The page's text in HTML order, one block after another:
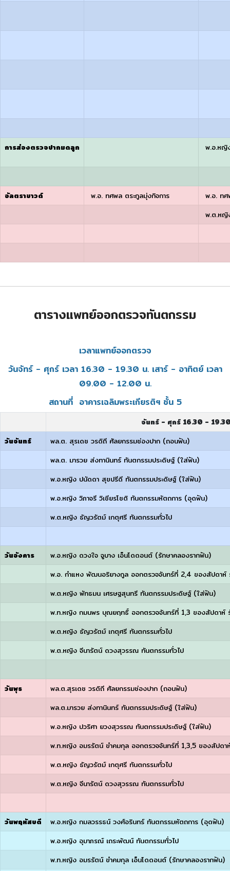
การส่องตรวจปากมดลูก พ.อ.หญิ
อัลตราซาวด์ พ.อ. ทศพล ตระกูลมุ่งกิจการ
พ.อ. ทศ
พ.ต.หญิ
ตารางแพทย์ออกตรวจทันตกรรม
เวลาแพทย์ออกตรวจ
วันจัทร์ - ศุกร์ เวลา 16.30 - 19.30 น. เสาร์ - อาทิตย์ เวลา
09.00 - 12.00 น.
สถานที่ อาคารเฉลิมพระเกียรติฯ ชั้น 5
จันทร์ - ศุกร์ 16.30 -
วันจันทร์
พล.ต. สุรเดช วรดิถี ศัลยกรรมช่องปาก (ถอนฟัน)
พล.ต. มารวย ส่งทานินทร์ ทันตกรรมประดิษฐ์ (ใส่ฟัน)
พ.อ.หญิง ปนัดดา สุขปรีดี ทันตกรรมประดิษฐ์ (ใส่ฟัน)
พ.อ.หญิง วิภาจรี วิเชียรโชติ ทันตกรรมหัตถการ (อุดฟัน)
พ.ต.หญิง ธัญวรัตม์ เกตุศรี ทันตกรรมทั่วไป
วันอังคาร
พ.อ.หญิง ดวงใจ จูบาง เอ็นโดดอนต์ (รักษาคลองรากฟัน)
พ.อ. กำแหง พัฒนอริยางกูล ออกตรวจจันทร์ที่ 2,4 ของสัปดาห์
พ.ต.หญิง พัทธมน เศรษฐสุนทรี ทันตกรรมประดิษฐ์ (ใส่ฟัน)
พ.ท.หญิง กมนพร บุณยฤทธิ์ ออกตรวจจันทร์ที่ 1,3 ของสัปดาห์
พ.ต.หญิง ธัญวรัตม์ เกตุศรี ทันตกรรมทั่วไป
พ.ต.หญิง จีนารัตน์ ดวงสุวรรณ ทันตกรรมทั่วไป
วันพุธ
พล.ต.สุรเดช วรดิถี ศัลยกรรมช่องปาก (ถอนฟัน)
พล.ต.มารวย ส่งทานินทร์ ทันตกรรมประดิษฐ์ (ใส่ฟัน)
พ.อ.หญิง ปวริศา ยวงสุวรรณ ทันตกรรมประดิษฐ์ (ใส่ฟัน)
พ.ท.หญิง อมรรัตน์ ขำคมกุล ออกตรวจจันทร์ที่ 1,3,5 ของสัปด
พ.ต.หญิง ธัญวรัตม์ เกตุศรี ทันตกรรมทั่วไป
พ.ต.หญิง จีนารัตน์ ดวงสุวรรณ ทันตกรรมทั่วไป
วันพฤหัสบดี
พ.อ.หญิง กมลวรรธน์ วงศ์อรินทร์ ทันตกรรมหัตถการ (อุดฟัน)
พ.อ.หญิง อุมาภรณ์ เถระพัฒน์ ทันตกรรมทั่วไป
พ.ท.หญิง อมรรัตน์ ขำคมกุล เอ็นโดดอนต์ (รักษาคลองรากฟัน)